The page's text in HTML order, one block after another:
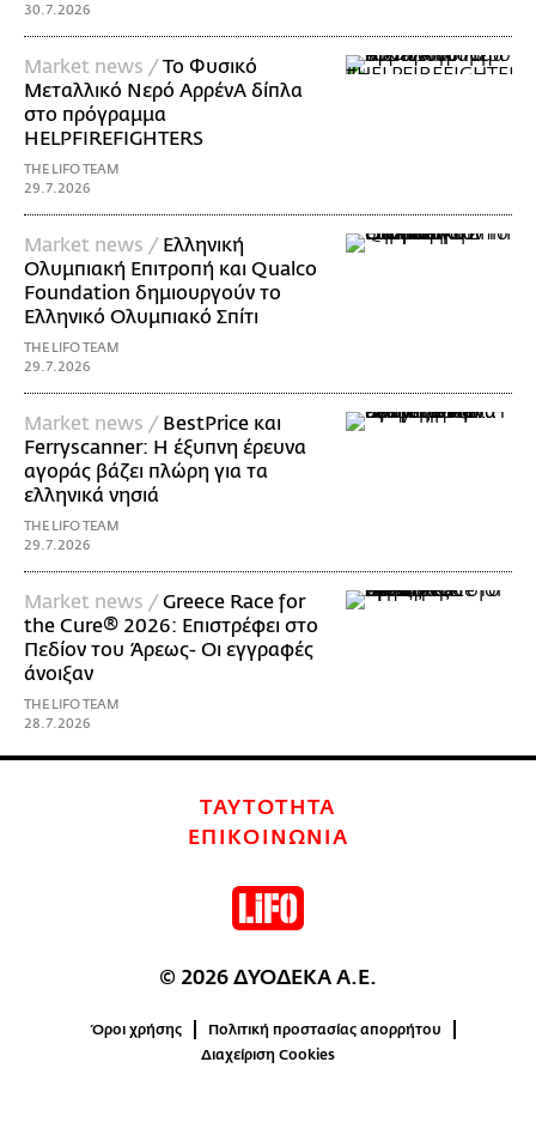
30.7.2026
Market news /Το Φυσικό
Μεταλλικό Νερό ΑρρένΑ δίπλα
στο πρόγραμμα
HELPFIREFIGHTERS
THE LIFO TEAM
29.7.2026
Market news / Ελληνική
Ολυμπιακή Επιτροπή και Qualco
Foundation δημιουργούν το
Ελληνικό Ολυμπιακό Σπίτι
THE LIFO TEAM
29.7.2026
Market news / BestPrice και
Ferryscanner: Η έξυπνη έρευνα
αγοράς βάζει πλώρη για τα
ελληνικά νησιά
THE LIFO TEAM
29.7.2026
Market news /Greece Race for
the Cure® 2026: Επιστρέφει στο
Πεδίον του Άρεως- Οι εγγραφές
άνοιξαν
THE LIFO TEAM
28.7.2026
ΤΑΥΤΟΤΗΤΑ
ΕΠΙΚΟΙΝΩΝΙΑ
© 2026 ΔΥΟΔΕΚΑ Α.Ε.
Όροι χρήσης
Πολιτική προστασίας απορρήτου
Διαχείριση Cookies